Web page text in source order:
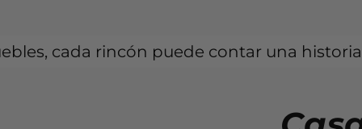
puede contar una historia única.